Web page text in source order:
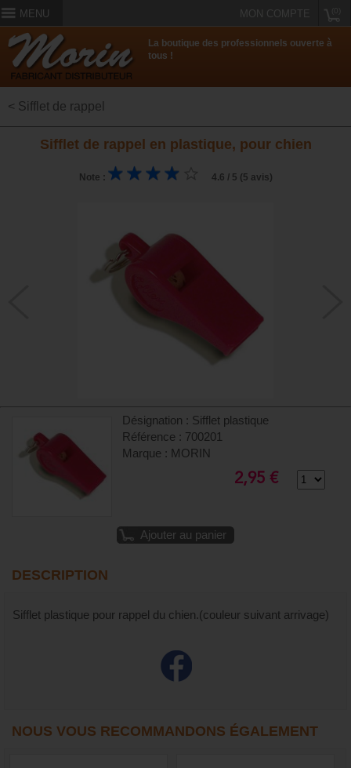
MENU MON COMPTE
La boutique des professionnels ouverte à
tous !
< Sifflet de rappel
Sifflet de rappel en plastique, pour chien
Note : 4.6 / 5 (5 avis)
Désignation : Sifflet plastique
Référence : 700201
Marque : MORIN
2,95 €
Ajouter au panier
DESCRIPTION
Sifflet plastique pour rappel du chien.(couleur suivant arrivage)
NOUS VOUS RECOMMANDONS ÉGALEMENT